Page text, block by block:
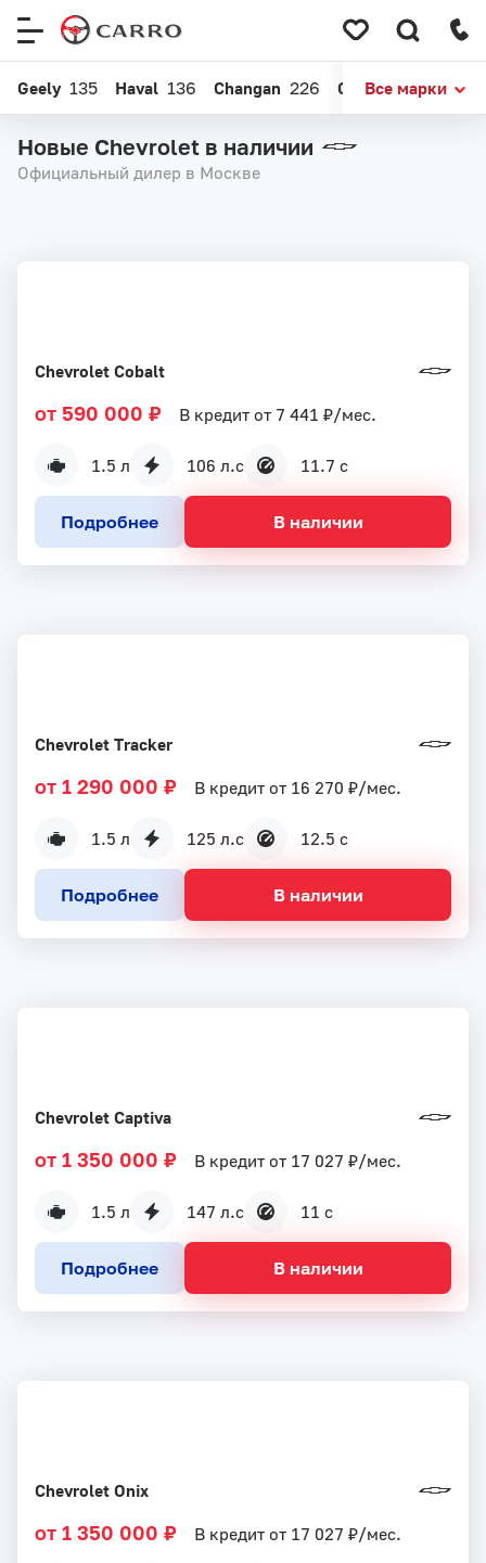
Geely 135 Haval 136 Changan 226 Chery 164
Все марки
Новые Chevrolet в наличии
Официальный дилер в Москве
Chevrolet Cobalt
1.5 л 106 л.с 11.7 с
от 590 000 ₽ В кредит от 7 441 ₽/мес.
Подробнее В наличии
Chevrolet Tracker
1.5 л 125 л.с 12.5 с
от 1 290 000 ₽ В кредит от 16 270 ₽/мес.
Подробнее В наличии
Chevrolet Captiva
1.5 л 147 л.с 11 с
от 1 350 000 ₽ В кредит от 17 027 ₽/мес.
Подробнее В наличии
Chevrolet Onix
от 1 350 000 ₽ В кредит от 17 027 ₽/мес.